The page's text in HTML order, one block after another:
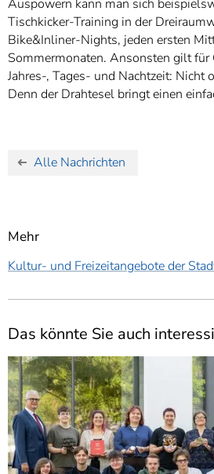
Auspowern kann man sich
Tischkicker-Training in der
Bike&Inliner-Nights, jeden ersten
Sommermonaten. Ansonsten gilt für
Jahres-, Tages- und Nachtzeit: Nicht
Denn der Drahtesel bringt einen
Alle Nachrichten
Mehr
Kultur- und Freizeitangebote der
Das könnte Sie auch